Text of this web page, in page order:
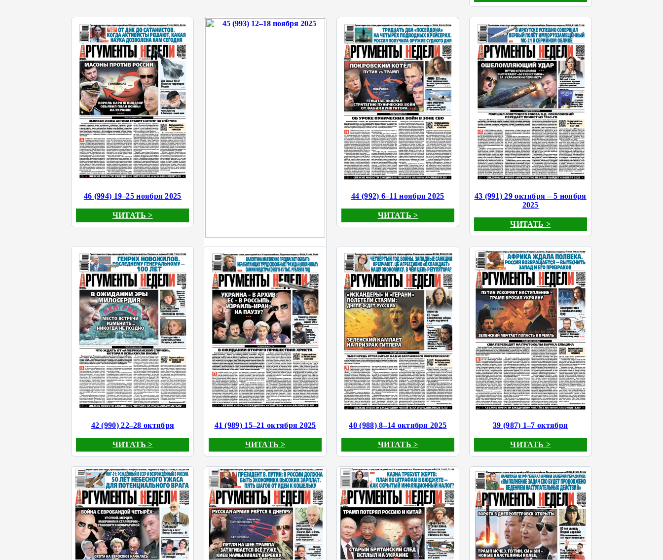
46 (994) 19–25 ноября 2025
ЧИТАТЬ >
ЧИТАТЬ >
44 (992) 6–11 ноября 2025
ЧИТАТЬ >
43 (991) 29 октября – 5 ноября
2025
ЧИТАТЬ >
42 (990) 22–28 октября
ЧИТАТЬ >
41 (989) 15–21 октября 2025
ЧИТАТЬ >
40 (988) 8–14 октября 2025
ЧИТАТЬ >
39 (987) 1–7 октября
ЧИТАТЬ >